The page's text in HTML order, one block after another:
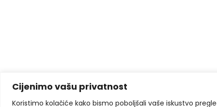
Cijenimo vašu privatnost
Koristimo kolačiće kako bismo poboljšali vaše iskustvo